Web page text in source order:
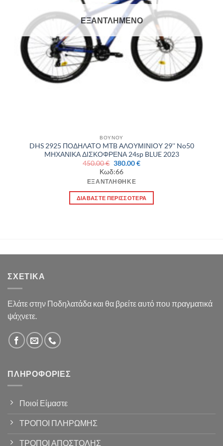
ΕΞΑΝΤΛΗΜΈΝΟ
ΒΟΥΝΟΥ
DHS 2925 ΠΟΔΗΛΑΤΟ MTB ΑΛΟΥΜΙΝΙΟΥ 29'' No50
MΗΧΑΝΙΚΑ ΔΙΣΚΟΦΡΕΝΑ 24sp BLUE 2023
450.00€ Original
price
was:
450.00 €.
380.00€Η
Κωδ:66
ΕΞΑΝΤΛΉΘΗΚΕ
ΔΙΑΒΆΣΤΕ ΠΕΡΙΣΣΌΤΕΡΑ
ΣΧΕΤΙΚΆ
Ελάτε στην Ποδηλατάδα και θα βρείτε αυτό που πραγματικά
ψάχνετε.
ΠΛΗΡΟΦΟΡΊΕΣ
Ποιοί Είμαστε
ΤΡΟΠΟΙ ΠΛΗΡΩΜΗΣ
ΤΡΟΠΟΙ ΑΠΟΣΤΟΛΗΣ